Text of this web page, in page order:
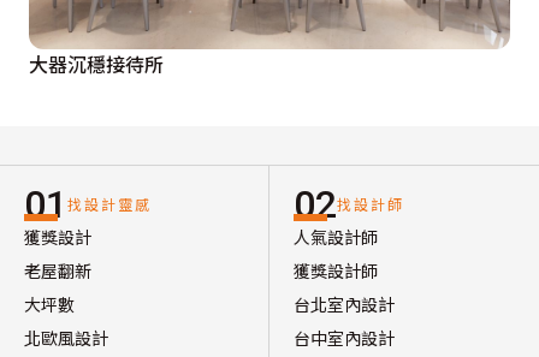
大器沉穩接待所
01 找設計靈感
獲獎設計
老屋翻新
大坪數
北歐風設計
02找設計師
人氣設計師
獲獎設計師
台北室內設計
台中室內設計